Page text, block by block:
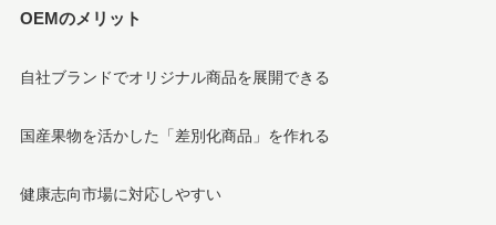
OEMのメリット
自社ブランドでオリジナル商品を展開できる
国産果物を活かした「差別化商品」を作れる
健康志向市場に対応しやすい